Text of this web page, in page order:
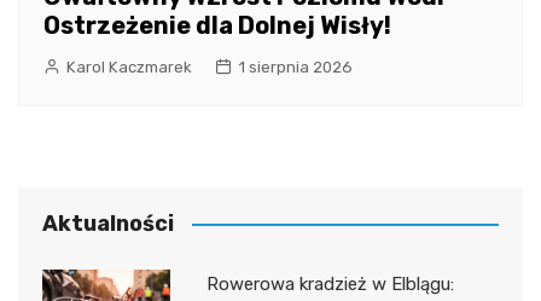
Ostrzeżenie dla Dolnej Wisły!
Karol Kaczmarek 1 sierpnia 2026
Aktualności
Rowerowa kradzież w Elblągu: